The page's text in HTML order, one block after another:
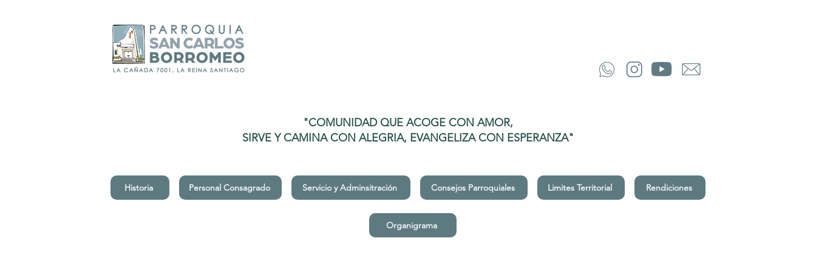
"COMUNIDAD QUE ACOGE CON AMOR,
SIRVE Y CAMINA CON ALEGRIA, EVANGELIZA CON ESPERANZA"
Historia Personal Consagrado Servicio y Adminsitración Consejos Parroquiales Limites Territorial Rendiciones
Organigrama